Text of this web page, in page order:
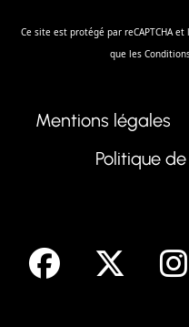
Ce site est protégé par reCAPTCHA et
que les
Mentions légales
Politique